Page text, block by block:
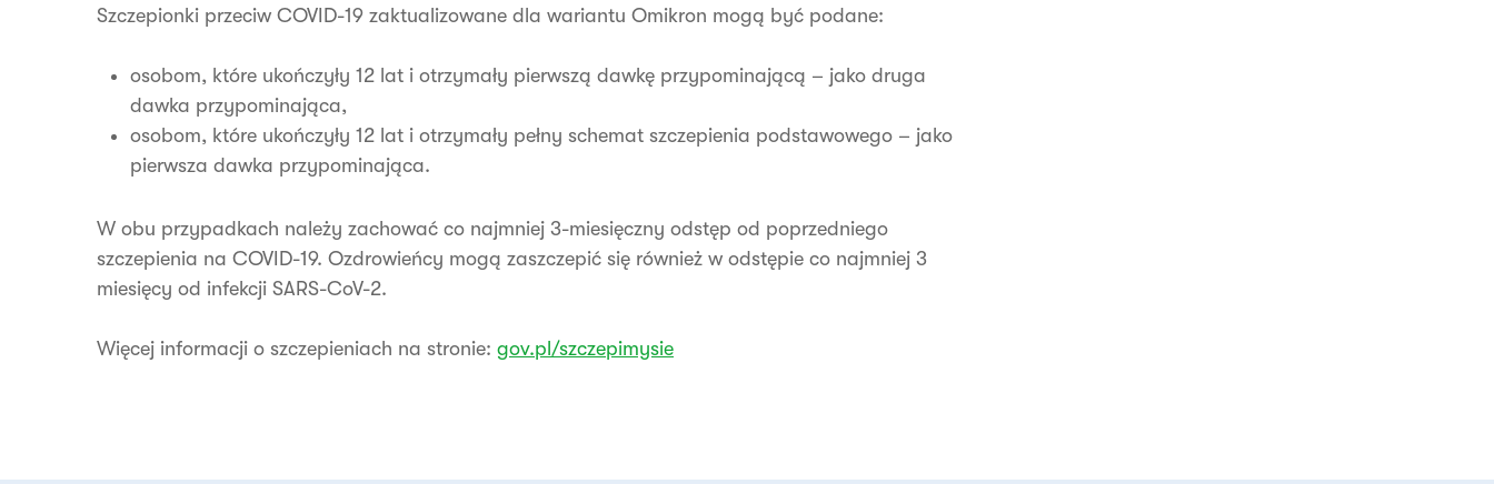
Szczepionki przeciw COVID-19 zaktualizowane dla wariantu Omikron mogą być podane:
osobom, które ukończyły 12 lat i otrzymały pierwszą dawkę przypominającą – jako druga
dawka przypominająca,
osobom, które ukończyły 12 lat i otrzymały pełny schemat szczepienia podstawowego – jako
pierwsza dawka przypominająca.
W obu przypadkach należy zachować co najmniej 3-miesięczny odstęp od poprzedniego
szczepienia na COVID-19. Ozdrowieńcy mogą zaszczepić się również w odstępie co najmniej 3
miesięcy od infekcji SARS-CoV-2.
Więcej informacji o szczepieniach na stronie: gov.pl/szczepimysie